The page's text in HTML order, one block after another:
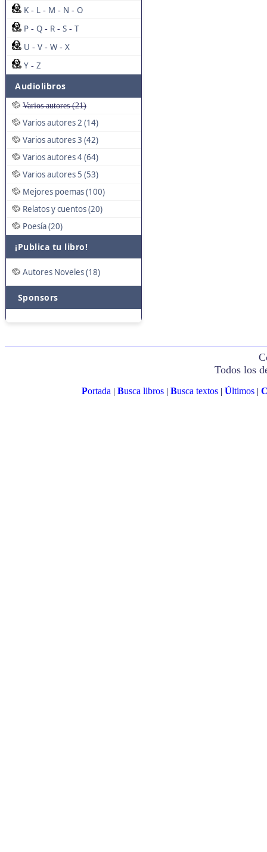
K - L - M - N - O
P - Q - R - S - T
U - V - W - X
Y - Z
Audiolibros
Varios autores (21)
Varios autores 2 (14)
Varios autores 3 (42)
Varios autores 4 (64)
Varios autores 5 (53)
Mejores poemas (100)
Relatos y cuentos (20)
Poesía (20)
¡Publica tu libro!
Autores Noveles (18)
Sponsors
Todos los
Portada| Busca libros| Busca textos| Últimos|